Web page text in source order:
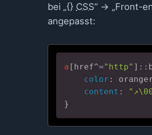
bei „{} CSS“ → „Front-
angepasst:
a [href^="http" ]
color :
content :
}